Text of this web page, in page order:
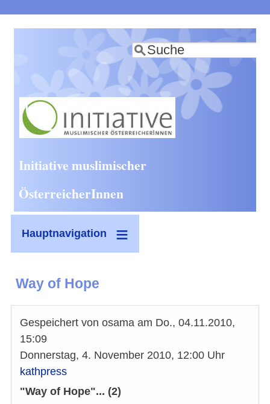
zum
Inhalt
Suche
Initiative muslimischer
ÖsterreicherInnen
Hauptnavigation
Way of Hope
Gespeichert von osama am Do., 04.11.2010,
15:09
Donnerstag, 4. November 2010, 12:00 Uhr
kathpress
"Way of Hope"... (2)